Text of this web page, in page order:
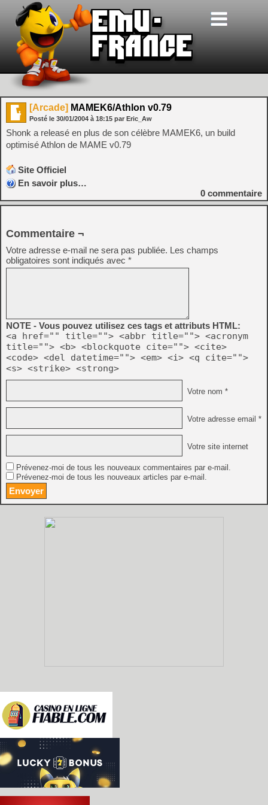
[Arcade] MAMEK6/Athlon v0.79
Posté le 30/01/2004 à 18:15 par Eric_Aw
Shonk a releasé en plus de son célèbre MAMEK6, un build
optimisé Athlon de MAME v0.79
Site Officiel
En savoir plus…
0 commentaire
Commentaire ¬
Votre adresse e-mail ne sera pas publiée. Les champs
obligatoires sont indiqués avec *
NOTE - Vous pouvez utilisez ces tags et attributs HTML:
<a href="" title=""> <abbr title=""> <acronym
title=""> <b> <blockquote cite=""> <cite>
<code> <del datetime=""> <em> <i> <q cite="">
<s> <strike> <strong>
Votre nom *
Votre adresse email *
Votre site internet
Prévenez-moi de tous les nouveaux commentaires par e-mail.
Prévenez-moi de tous les nouveaux articles par e-mail.